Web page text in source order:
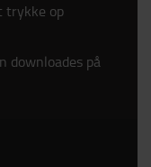
trykke op
downloades på